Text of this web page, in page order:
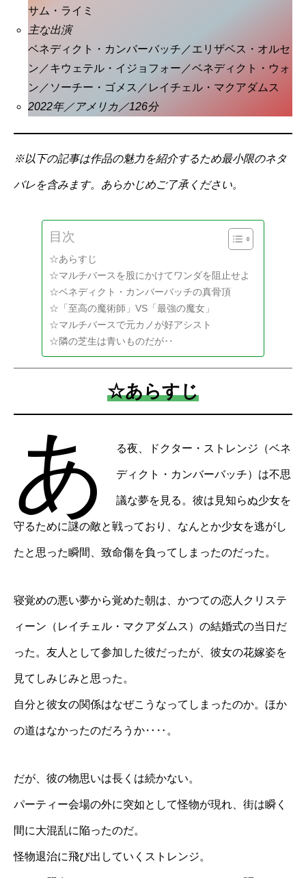
サム・ライミ
主な出演
ベネディクト・カンバーバッチ／エリザベス・オルセ
ン／キウェテル・イジョフォー／ベネディクト・ウォ
ン／ソーチー・ゴメス／レイチェル・マクアダムス
2022年／アメリカ／126分
※以下の記事は作品の魅力を紹介するため最小限のネタ
バレを含みます。あらかじめご了承ください。
目次
☆あらすじ
☆マルチバースを股にかけてワンダを阻止せよ
☆ベネディクト・カンバーバッチの真骨頂
☆「至高の魔術師」VS「最強の魔女」
☆マルチバースで元カノが好アシスト
☆隣の芝生は青いものだが‥
☆あらすじ
あ る夜、ドクター・ストレンジ（ベネ
ディクト・カンバーバッチ）は不思
議な夢を見る。彼は見知らぬ少女を
守るために謎の敵と戦っており、なんとか少女を逃がし
たと思った瞬間、致命傷を負ってしまったのだった。
寝覚めの悪い夢から覚めた朝は、かつての恋人クリステ
ィーン（レイチェル・マクアダムス）の結婚式の当日だ
った。友人として参加した彼だったが、彼女の花嫁姿を
見てしみじみと思った。
自分と彼女の関係はなぜこうなってしまったのか。ほか
の道はなかったのだろうか‥‥。
だが、彼の物思いは長くは続かない。
パーティー会場の外に突如として怪物が現れ、街は瞬く
間に大混乱に陥ったのだ。
怪物退治に飛び出していくストレンジ。